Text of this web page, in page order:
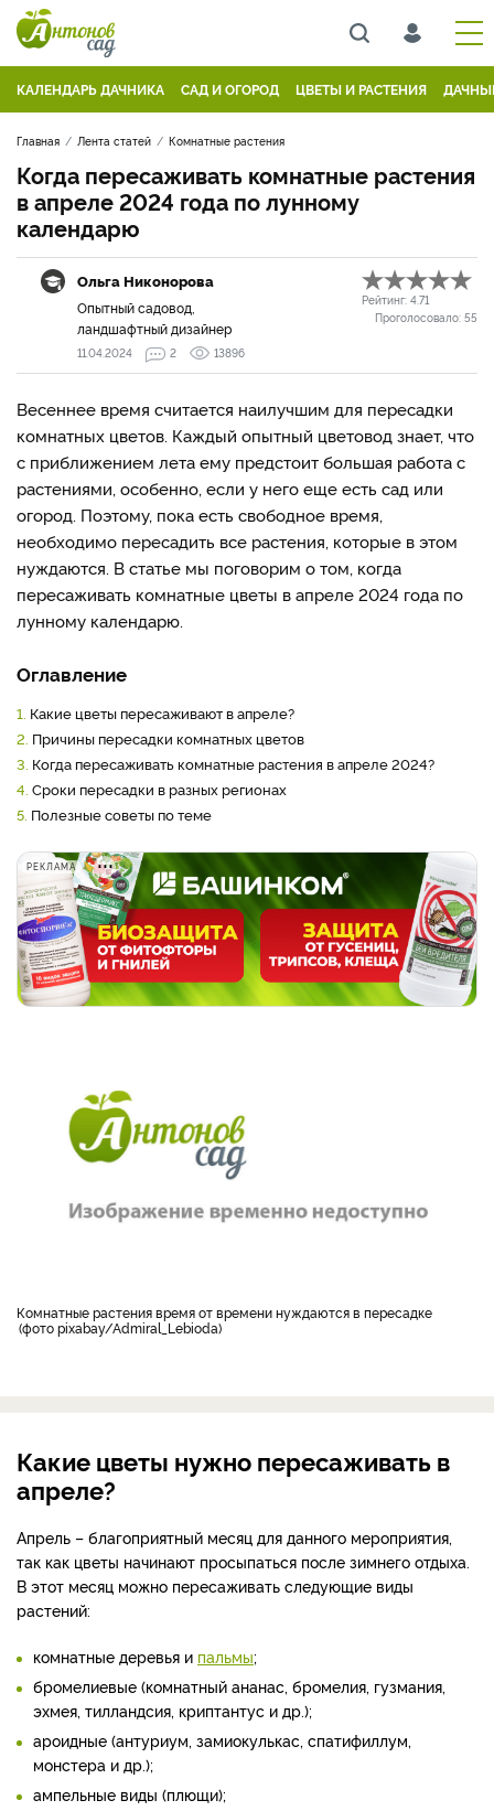
КАЛЕНДАРЬ ДАЧНИКА САД И ОГОРОД ЦВЕТЫ И РАСТЕНИЯ
Главная Лента статей Комнатные растения
Когда пересаживать комнатные растения
в апреле 2024 года по лунному
календарю
Ольга Никонорова
Опытный садовод,
ландшафтный дизайнер
Рейтинг: 4.71
Проголосовало: 55
11.04.2024 2 13896
Весеннее время считается наилучшим для пересадки
комнатных цветов. Каждый опытный цветовод знает, что
с приближением лета ему предстоит большая работа с
растениями, особенно, если у него еще есть сад или
огород. Поэтому, пока есть свободное время,
необходимо пересадить все растения, которые в этом
нуждаются. В статье мы поговорим о том, когда
пересаживать комнатные цветы в апреле 2024 года по
лунному календарю.
Оглавление
1. Какие цветы пересаживают в апреле?
2. Причины пересадки комнатных цветов
3. Когда пересаживать комнатные растения в апреле 2024?
4. Сроки пересадки в разных регионах
5. Полезные советы по теме
РЕКЛАМА
Комнатные растения время от времени нуждаются в пересадке
фото pixabay/Admiral_Lebioda
Какие цветы нужно пересаживать в
апреле?
Апрель – благоприятный месяц для данного мероприятия,
так как цветы начинают просыпаться после зимнего отдыха.
В этот месяц можно пересаживать следующие виды
растений:
комнатные деревья и пальмы;
бромелиевые (комнатный ананас, бромелия, гузмания,
эхмея, тилландсия, криптантус и др.);
ароидные (антуриум, замиокулькас, спатифиллум,
монстера и др.);
ампельные виды (плющи);